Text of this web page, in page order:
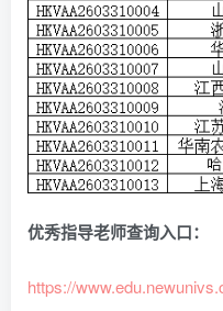
优秀指导老师查询入口：
https://